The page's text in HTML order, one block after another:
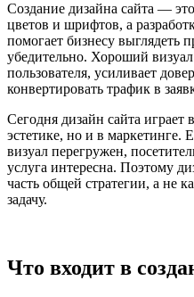
Создание дизайна сайта —
цветов и шрифтов, а
помогает бизнесу выглядеть
убедительно. Хороший
пользователя, усиливает
конвертировать трафик в
Сегодня дизайн сайта играет
эстетике, но и в маркетинге.
визуал перегружен,
услуга интересна. Поэтому
часть общей стратегии, а не
задачу.
Что входит в